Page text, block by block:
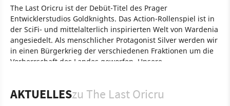
The Last Oricru ist der Debüt-Titel des Prager
Entwicklerstudios Goldknights. Das Action-Rollenspiel ist in
der SciFi- und mittelalterlich inspirierten Welt von Wardenia
angesiedelt. Als menschlicher Protagonist Silver werden wir
in einen Bürgerkrieg der verschiedenen Fraktionen um die
Vorherrschaft des Landes geworfen. Unsere
Spiel PC PlayStation 4 Xbox One PlayStation
AKTUELLESzu The Last Oricru